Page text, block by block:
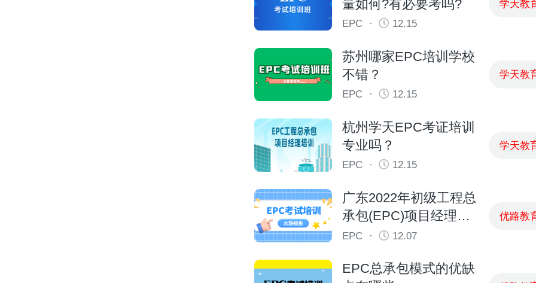
量如何?有必要考吗?
EPC · 12.15
学天教
苏州哪家EPC培训学校
不错？
EPC · 12.15
学天教
杭州学天EPC考证培训
专业吗？
EPC · 12.15
学天教
广东2022年初级工程总
承包(EPC)项目经理报
考条件
EPC · 12.07
优路教
EPC总承包模式的优缺